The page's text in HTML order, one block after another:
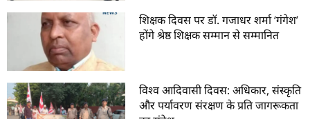
शिक्षक दिवस पर डॉ. गजाधर शर्मा ‘गंगेश’
होंगे श्रेष्ठ शिक्षक सम्मान से सम्मानित
विश्व आदिवासी दिवस: अधिकार, संस्कृति
और पर्यावरण संरक्षण के प्रति जागरूकता